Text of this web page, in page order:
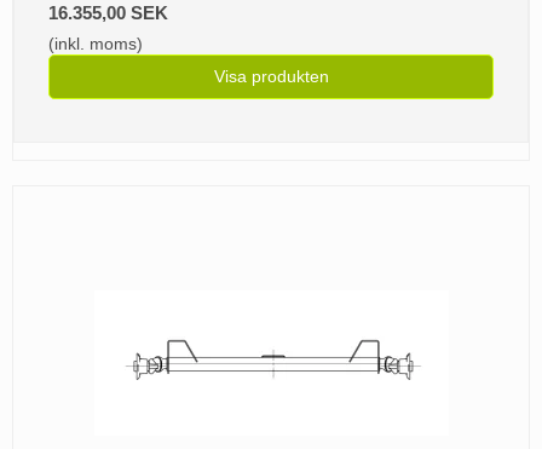
16.355,00 SEK
(inkl. moms)
Visa produkten